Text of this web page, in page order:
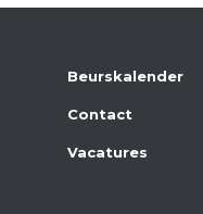
Beurskalender
Contact
Vacatures